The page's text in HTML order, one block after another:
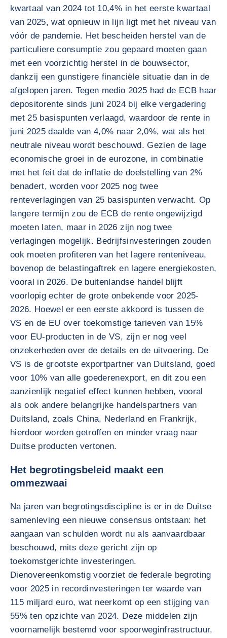
kwartaal van 2024 tot 10,4% in het eerste kwartaal
van 2025, wat opnieuw in lijn ligt met het niveau van
vóór de pandemie. Het bescheiden herstel van de
particuliere consumptie zou gepaard moeten gaan
met een voorzichtig herstel in de bouwsector,
dankzij een gunstigere financiële situatie dan in de
afgelopen jaren. Tegen medio 2025 had de ECB haar
depositorente sinds juni 2024 bij elke vergadering
met 25 basispunten verlaagd, waardoor de rente in
juni 2025 daalde van 4,0% naar 2,0%, wat als het
neutrale niveau wordt beschouwd. Gezien de lage
economische groei in de eurozone, in combinatie
met het feit dat de inflatie de doelstelling van 2%
benadert, worden voor 2025 nog twee
renteverlagingen van 25 basispunten verwacht. Op
langere termijn zou de ECB de rente ongewijzigd
moeten laten, maar in 2026 zijn nog twee
verlagingen mogelijk. Bedrijfsinvesteringen zouden
ook moeten profiteren van het lagere renteniveau,
bovenop de belastingaftrek en lagere energiekosten,
vooral in 2026. De buitenlandse handel blijft
voorlopig echter de grote onbekende voor 2025-
2026. Hoewel er een eerste akkoord is tussen de
VS en de EU over toekomstige tarieven van 15%
voor EU-producten in de VS, zijn er nog veel
onzekerheden over de details en de uitvoering. De
VS is de grootste exportpartner van Duitsland, goed
voor 10% van alle goederenexport, en dit zou een
aanzienlijk negatief effect kunnen hebben, vooral
als ook andere belangrijke handelspartners van
Duitsland, zoals China, Nederland en Frankrijk,
hierdoor worden getroffen en minder vraag naar
Duitse producten vertonen.
Het begrotingsbeleid maakt een
ommezwaai
Na jaren van begrotingsdiscipline is er in de Duitse
samenleving een nieuwe consensus ontstaan: het
aangaan van schulden wordt nu als aanvaardbaar
beschouwd, mits deze gericht zijn op
toekomstgerichte investeringen.
Dienovereenkomstig voorziet de federale begroting
voor 2025 in recordinvesteringen ter waarde van
115 miljard euro, wat neerkomt op een stijging van
55% ten opzichte van 2024. Deze middelen zijn
voornamelijk bestemd voor spoorweginfrastructuur,